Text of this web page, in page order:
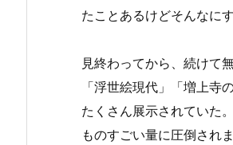
たことあるけどそんなに
見終わってから、続けて
「浮世絵現代」「増上
たくさん展示されていた。
ものすごい量に圧倒されま